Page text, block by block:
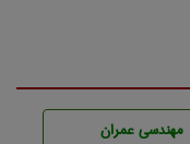
مهندسی عمران